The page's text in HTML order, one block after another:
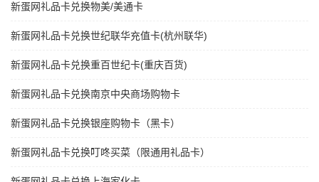
新蛋网礼品卡兑换物美/美通卡
新蛋网礼品卡兑换世纪联华充值卡(杭州联华)
新蛋网礼品卡兑换重百世纪卡(重庆百货)
新蛋网礼品卡兑换南京中央商场购物卡
新蛋网礼品卡兑换银座购物卡（黑卡）
新蛋网礼品卡兑换叮咚买菜（限通用礼品卡）